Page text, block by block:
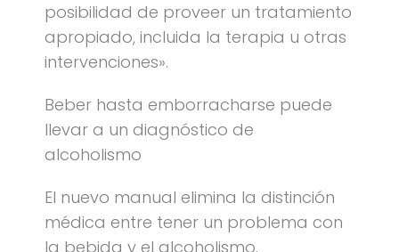
posibilidad de proveer un tratamiento
apropiado, incluida la terapia u otras
intervenciones».
Beber hasta emborracharse puede
llevar a un diagnóstico de
alcoholismo
El nuevo manual elimina la distinción
médica entre tener un problema con
la bebida y el alcoholismo.